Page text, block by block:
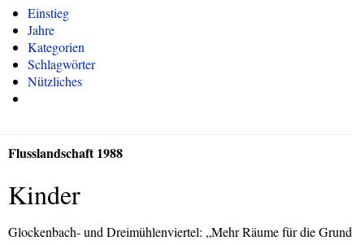
Einstieg
Jahre
Kategorien
Schlagwörter
Nützliches
Flusslandschaft 1988
Kinder
Glockenbach- und Dreimühlenviertel: „Mehr Räume für die